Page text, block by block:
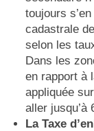
toujours
cadastrale
selon les
Dans les
en rapport à
appliquée
aller jusqu’à
La Taxe